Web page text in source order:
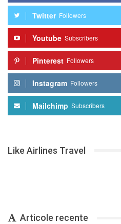
Twitter Followers
Youtube Subscribers
Pinterest Followers
Instagram Followers
Mailchimp Subscribers
Like Airlines Travel
Articole recente